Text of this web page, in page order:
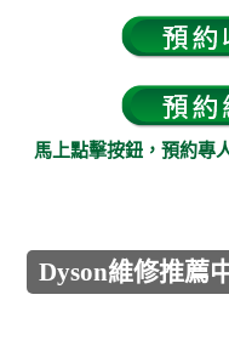
馬上點擊按鈕，預約專
Dyson維修推薦